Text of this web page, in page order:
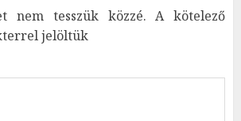
nem tesszük közzé. A kötelező
jelöltük